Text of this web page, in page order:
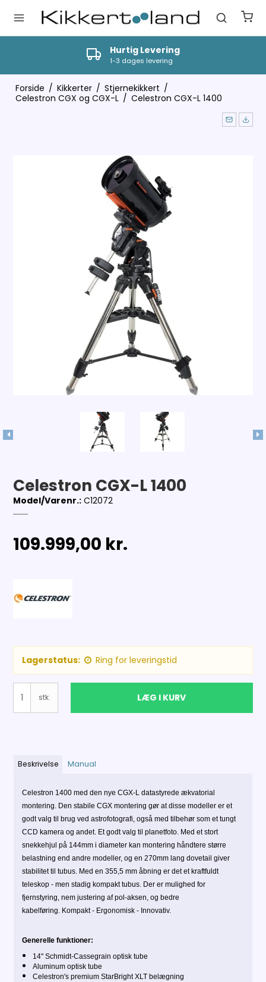
Hurtig Levering
1-3 dages levering
Forside / Kikkerter / Stjernekikkert /
Celestron CGX og CGX-L / Celestron CGX-L 1400
Celestron CGX-L 1400
Model/Varenr.: C12072
109.999,00 kr.
Lagerstatus: Ring for leveringstid
stk. LÆG I KURV
Beskrivelse Manual
Celestron 1400 med den nye CGX-L datastyrede ækvatorial
montering. Den stabile CGX montering gør at disse modeller er et
godt valg til brug ved astrofotografi, også med tilbehør som et tungt
CCD kamera og andet. Et godt valg til planetfoto. Med et stort
snekkehjul på 144mm i diameter kan montering håndtere større
belastning end andre modeller, og en 270mm lang dovetail giver
stabilitet til tubus. Med en 355,5 mm åbning er det et kraftfuldt
teleskop - men stadig kompakt tubus. Der er mulighed for
fjernstyring, nem justering af pol-aksen, og bedre
kabelføring. Kompakt - Ergonomisk - Innovativ.
Generelle funktioner:
14" Schmidt-Cassegrain optisk tube
Aluminum optisk tube
Celestron's premium StarBright XLT belægning